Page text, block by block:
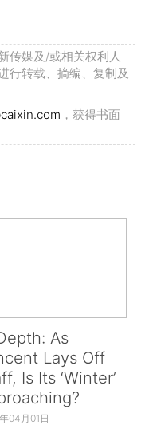
传媒及/或相关权利人
行转载、摘编、复制及
，获得书面
As
Lays Off
Is Its ‘Winter’
04月01日